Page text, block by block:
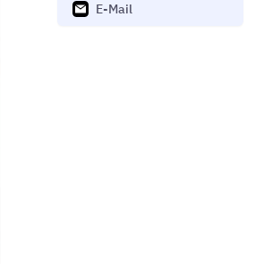
E-Mail